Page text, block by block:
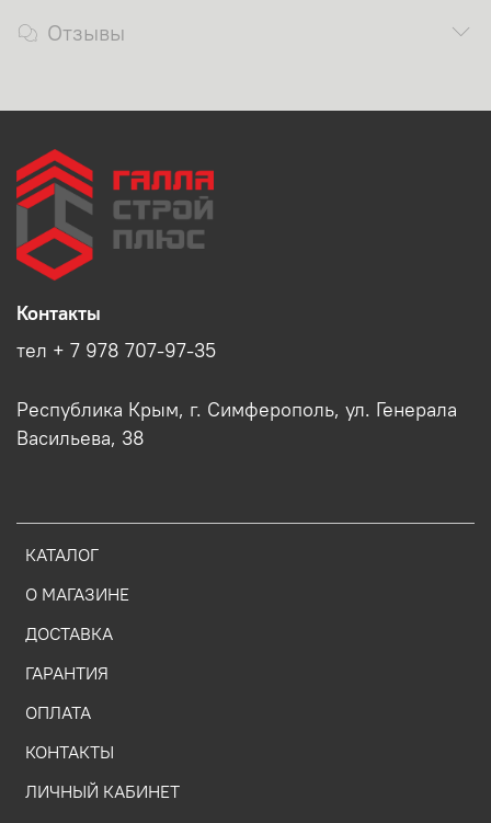
Отзывы
КАТАЛОГ
О МАГАЗИНЕ
ДОСТАВКА
ГАРАНТИЯ
ОПЛАТА
КОНТАКТЫ
ЛИЧНЫЙ КАБИНЕТ
Контакты
тел + 7 978 707-97-35
Республика Крым, г. Симферополь, ул. Генерала
Васильева, 38